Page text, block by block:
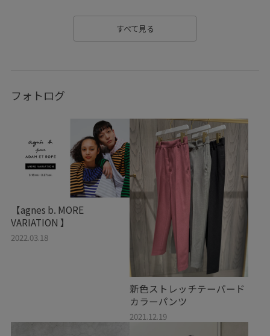
すべて見る
フォトログ
【agnes b. MORE
VARIATION 】
2022.03.18
新色ストレッチテーパード
カラーパンツ
2021.12.19